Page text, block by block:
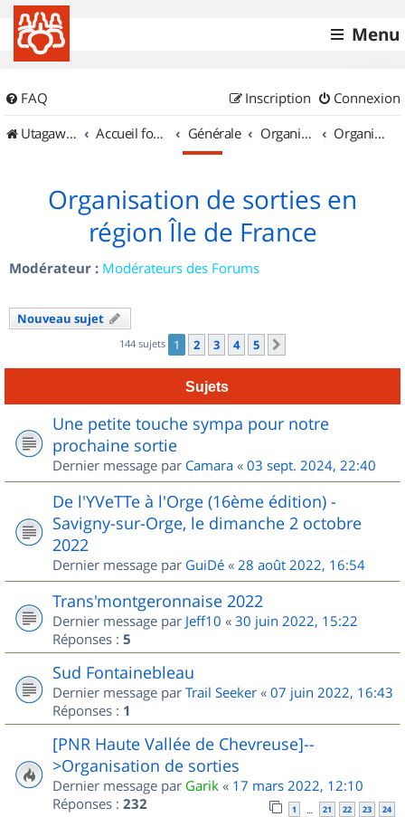
Menu
FAQ Connexion
Inscription
UtagawaVTT (Randos VTT et VTTAE avec traces GPS)
Accueil forum Générale Organisation de sorties & Recherche de partenaires Organisation de sorties en région Île de France
Organisation de sorties en
région Île de France
Modérateur : Modérateurs des Forums
Nouveau sujet
144 sujets 1 2 3 4 5
Sujets
Une petite touche sympa pour notre
prochaine sortie
Dernier message par Camara « 03 sept. 2024, 22:40
De l'YVeTTe à l'Orge (16ème édition) -
Savigny-sur-Orge, le dimanche 2 octobre
2022
Dernier message par GuiDé « 28 août 2022, 16:54
Trans'montgeronnaise 2022
Dernier message par Jeff10 « 30 juin 2022, 15:22
Réponses : 5
Sud Fontainebleau
Dernier message par Trail Seeker « 07 juin 2022, 16:43
Réponses : 1
[PNR Haute Vallée de Chevreuse]--
>Organisation de sorties
Dernier message par Garik « 17 mars 2022, 12:10
Réponses : 232 1 … 21 22 23 24